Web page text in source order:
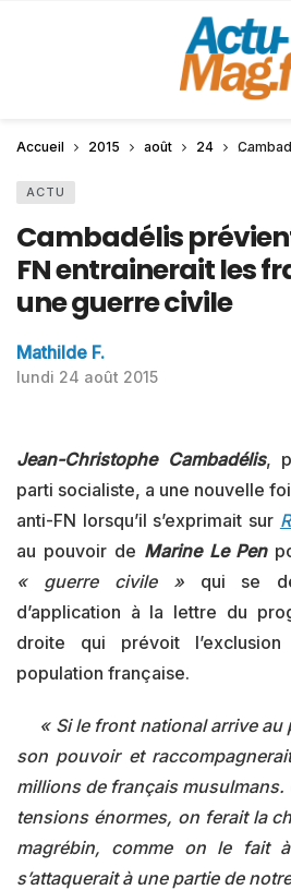
Accueil 2015 août 24
ACTU
Cambadélis
FN entrainerait les
une guerre civile
Mathilde F.
lundi 24 août 2015
Jean-Christophe Cambadélis,
parti socialiste, a une nouvelle
anti-FN lorsqu’il s’exprimait sur
au pouvoir de Marine Le Pen
« guerre civile » qui se
d’application à la lettre du
droite qui prévoit
population française.
« Si le front national arrive
son pouvoir et
millions de français
tensions énormes, on ferait la
magrébin, comme on le fait
s’attaquerait à une partie de